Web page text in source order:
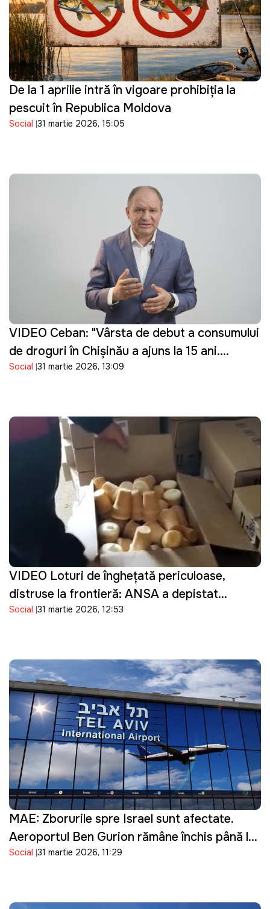
De la 1 aprilie intră în vigoare prohibiția la
pescuit în Republica Moldova
Social 31 martie 2026, 15:05
VIDEO Ceban: "Vârsta de debut a consumului
de droguri în Chișinău a ajuns la 15 ani.
Guvernarea cu ce se ocupă?"
Social 31 martie 2026, 13:09
VIDEO Loturi de înghețată periculoase,
distruse la frontieră: ANSA a depistat
bacterii în produsele importate
Social 31 martie 2026, 12:53
MAE: Zborurile spre Israel sunt afectate.
Aeroportul Ben Gurion rămâne închis până la
16 aprilie
Social 31 martie 2026, 11:29